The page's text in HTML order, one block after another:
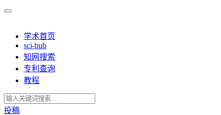
学术首页
sci-hub
知网搜索
专利查询
教程
投稿